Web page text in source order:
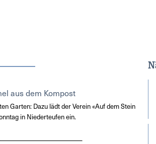
aus dem Kompost
Garten: Dazu lädt der Verein «Auf dem Stein
in Niederteufen ein.